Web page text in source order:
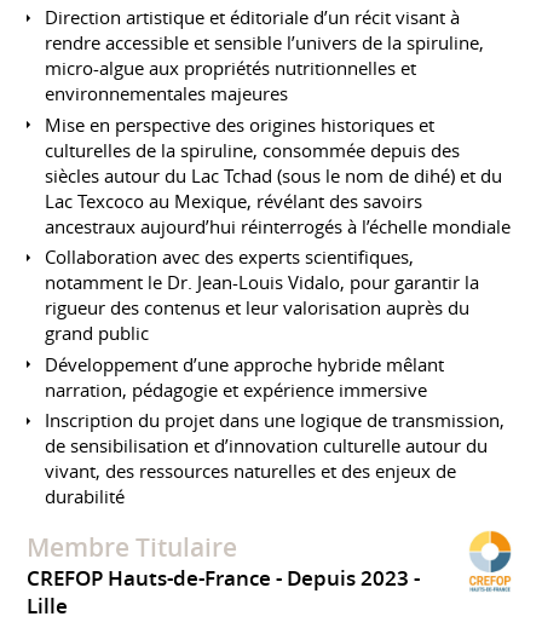
Direction artistique et éditoriale d’un récit visant à
rendre accessible et sensible l’univers de la spiruline,
micro-algue aux propriétés nutritionnelles et
environnementales majeures
Mise en perspective des origines historiques et
culturelles de la spiruline, consommée depuis des
siècles autour du Lac Tchad (sous le nom de dihé) et du
Lac Texcoco au Mexique, révélant des savoirs
ancestraux aujourd’hui réinterrogés à l’échelle mondiale
Collaboration avec des experts scientifiques,
notamment le Dr. Jean-Louis Vidalo, pour garantir la
rigueur des contenus et leur valorisation auprès du
grand public
Développement d’une approche hybride mêlant
narration, pédagogie et expérience immersive
Inscription du projet dans une logique de transmission,
de sensibilisation et d’innovation culturelle autour du
vivant, des ressources naturelles et des enjeux de
durabilité
Membre Titulaire
CREFOP Hauts-de-France
Depuis 2023
Lille